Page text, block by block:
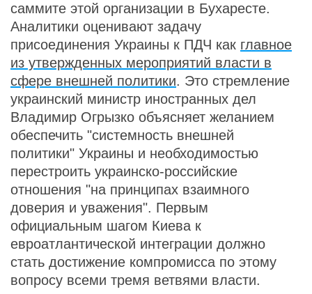
саммите этой организации в Бухаресте.
Аналитики оценивают задачу
присоединения Украины к ПДЧ как главное
из утвержденных мероприятий власти в
сфере внешней политики. Это стремление
украинский министр иностранных дел
Владимир Огрызко объясняет желанием
обеспечить "системность внешней
политики" Украины и необходимостью
перестроить украинско-российские
отношения "на принципах взаимного
доверия и уважения". Первым
официальным шагом Киева к
евроатлантической интеграции должно
стать достижение компромисса по этому
вопросу всеми тремя ветвями власти.